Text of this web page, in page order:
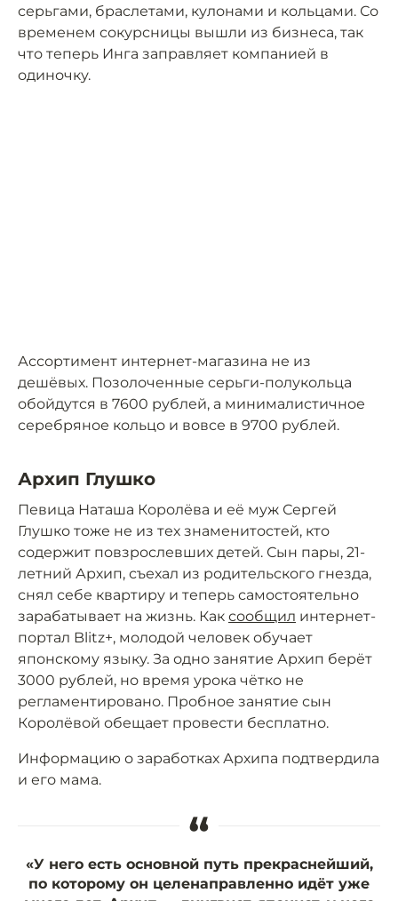
серьгами, браслетами, кулонами и кольцами. Со
временем сокурсницы вышли из бизнеса, так
что теперь Инга заправляет компанией в
одиночку.
Ассортимент интернет-магазина не из
дешёвых. Позолоченные серьги-полукольца
обойдутся в 7600 рублей, а минималистичное
серебряное кольцо и вовсе в 9700 рублей.
Архип Глушко
Певица Наташа Королёва и её муж Сергей
Глушко тоже не из тех знаменитостей, кто
содержит повзрослевших детей. Сын пары, 21-
летний Архип, съехал из родительского гнезда,
снял себе квартиру и теперь самостоятельно
зарабатывает на жизнь. Как сообщил интернет-
портал Blitz+, молодой человек обучает
японскому языку. За одно занятие Архип берёт
3000 рублей, но время урока чётко не
регламентировано. Пробное занятие сын
Королёвой обещает провести бесплатно.
Информацию о заработках Архипа подтвердила
и его мама.
“
«У него есть основной путь прекраснейший,
по которому он целенаправленно идёт уже